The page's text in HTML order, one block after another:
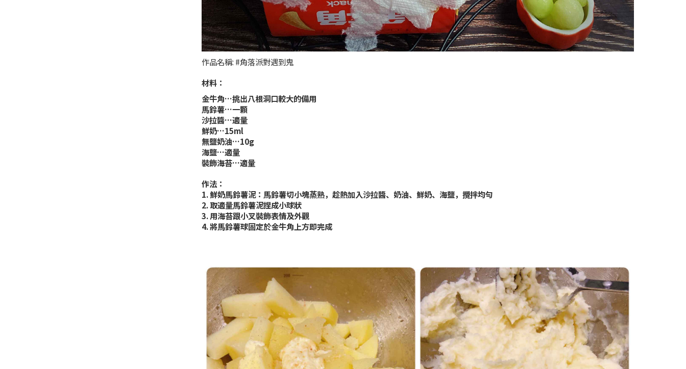
作品名稱: #角落派對遇到鬼
材料：
金牛角…挑出八根洞口較大的備用
馬鈴薯…一顆
沙拉醬…適量
鮮奶…15ml
無鹽奶油…10g
海鹽…適量
裝飾海苔…適量
作法：
1. 鮮奶馬鈴薯泥：馬鈴薯切小塊蒸熟，趁熱加入沙拉醬、奶油、鮮奶、海鹽，攪拌均勻
2. 取適量馬鈴薯泥捏成小球狀
3. 用海苔跟小叉裝飾表情及外觀
4. 將馬鈴薯球固定於金牛角上方即完成